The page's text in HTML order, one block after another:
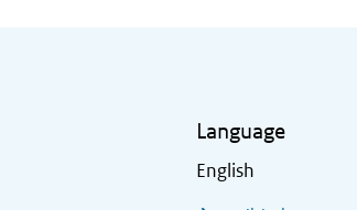
Language
English